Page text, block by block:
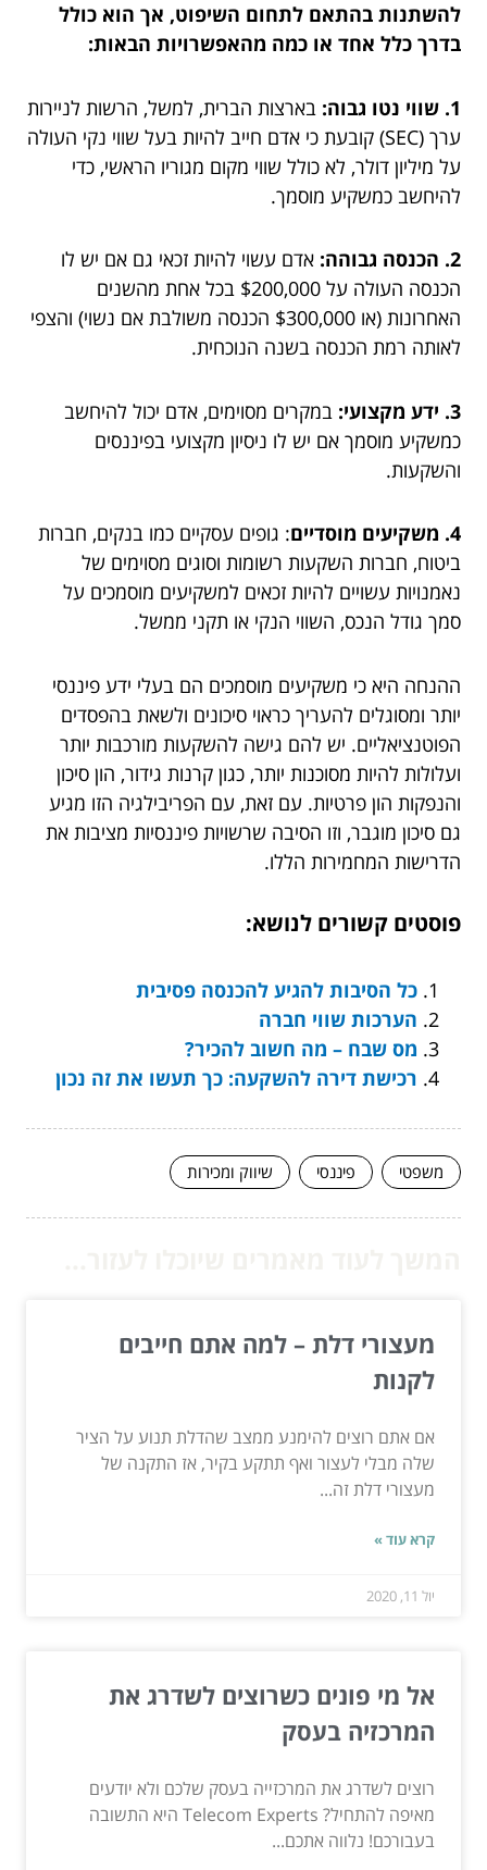
להשתנות בהתאם לתחום השיפוט, אך הוא כולל
בדרך כלל אחד או כמה מהאפשרויות הבאות:
1. שווי נטו גבוה:
בארצות הברית, למשל, הרשות לניירות
ערך (SEC) קובעת כי אדם חייב להיות בעל שווי נקי העולה
על מיליון דולר, לא כולל שווי מקום מגוריו הראשי, כדי
להיחשב כמשקיע מוסמך.
2. הכנסה גבוהה:
אדם עשוי להיות זכאי גם אם יש לו
הכנסה העולה על $200,000 בכל אחת מהשנים
האחרונות (או $300,000 הכנסה משולבת אם נשוי) והצפי
לאותה רמת הכנסה בשנה הנוכחית.
3. ידע מקצועי:
במקרים מסוימים, אדם יכול להיחשב
כמשקיע מוסמך אם יש לו ניסיון מקצועי בפיננסים
והשקעות.
4. משקיעים מוסדיים
: גופים עסקיים כמו בנקים, חברות
ביטוח, חברות השקעות רשומות וסוגים מסוימים של
נאמנויות עשויים להיות זכאים למשקיעים מוסמכים על
סמך גודל הנכס, השווי הנקי או תקני ממשל.
ההנחה היא כי משקיעים מוסמכים הם בעלי ידע פיננסי
יותר ומסוגלים להעריך כראוי סיכונים ולשאת בהפסדים
הפוטנציאליים. יש להם גישה להשקעות מורכבות יותר
ועלולות להיות מסוכנות יותר, כגון קרנות גידור, הון סיכון
והנפקות הון פרטיות. עם זאת, עם הפריבילגיה הזו מגיע
גם סיכון מוגבר, וזו הסיבה שרשויות פיננסיות מציבות את
הדרישות המחמירות הללו.
פוסטים קשורים לנושא:
כל הסיבות להגיע להכנסה פסיבית
הערכות שווי חברה
מס שבח – מה חשוב להכיר?
רכישת דירה להשקעה: כך תעשו את זה נכון
משפטי פיננסי שיווק ומכירות
מעצורי דלת – למה אתם חייבים
לקנות
אם אתם רוצים להימנע ממצב שהדלת תנוע על הציר
שלה מבלי לעצור ואף תתקע בקיר, אז התקנה של
מעצורי דלת זה...
קרא עוד »
יול 11, 2020
אל מי פונים כשרוצים לשדרג את
המרכזיה בעסק
רוצים לשדרג את המרכזייה בעסק שלכם ולא יודעים
מאיפה להתחיל? Telecom Experts היא התשובה
בעבורכם! נלווה אתכם...